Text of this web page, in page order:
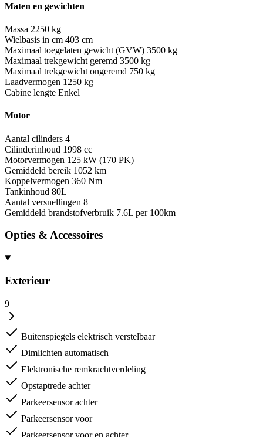
Maten en gewichten
Massa 2250 kg
Wielbasis in cm 403 cm
Maximaal toegelaten gewicht (GVW) 3500 kg
Maximaal trekgewicht geremd 3500 kg
Maximaal trekgewicht ongeremd 750 kg
Laadvermogen 1250 kg
Cabine lengte Enkel
Motor
Aantal cilinders 4
Cilinderinhoud 1998 cc
Motorvermogen 125 kW (170 PK)
Gemiddeld bereik 1052 km
Koppelvermogen 360 Nm
Tankinhoud 80L
Aantal versnellingen 8
Gemiddeld brandstofverbruik 7.6L per 100km
Opties & Accessoires
Exterieur
9
Buitenspiegels elektrisch verstelbaar
Dimlichten automatisch
Elektronische remkrachtverdeling
Opstaptrede achter
Parkeersensor achter
Parkeersensor voor
Parkeersensor voor en achter